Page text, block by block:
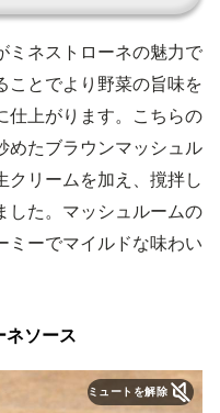
ミネストローネの魅力で
ことでより野菜の旨味を
仕上がります。こちらの
めたブラウンマッシュル
クリームを加え、撹拌し
した。マッシュルームの
ミーでマイルドな味わい
ネソース
ミュートを解除